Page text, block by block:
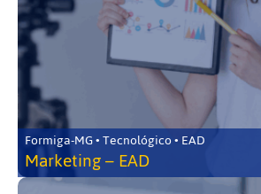
Formiga-MG • Tecnológico • EAD
Marketing – EAD